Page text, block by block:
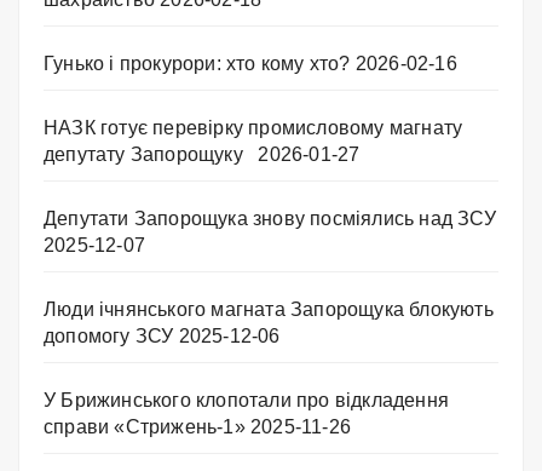
Гунько і прокурори: хто кому хто? 2026-02-16
НАЗК готує перевірку промисловому магнату
депутату Запорощуку
2026-01-27
Депутати Запорощука знову посміялись над ЗСУ
2025-12-07
Люди ічнянського магната Запорощука блокують
допомогу ЗСУ 2025-12-06
У Брижинського клопотали про відкладення
справи «Стрижень-1» 2025-11-26